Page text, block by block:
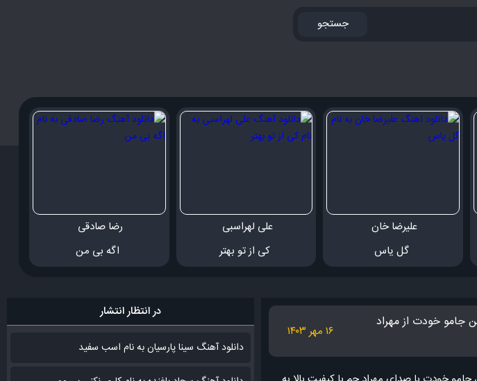
جستجو
علیرضا خان
گل یاس
علی لهراسبی
کی از تو بهتر
رضا صادقی
اگه بی من
جامو خودت از مهراد
۱۶ مهر ۱۴۰۳
در انتظار انتشار
دانلود آهنگ سینا پارسیان به نام اسب سفید